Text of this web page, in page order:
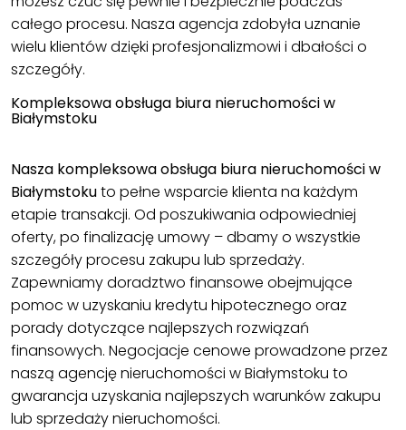
całego procesu. Nasza agencja zdobyła uznanie
wielu klientów dzięki profesjonalizmowi i dbałości o
szczegóły.
Kompleksowa obsługa biura nieruchomości w
Białymstoku
Nasza kompleksowa obsługa biura nieruchomości w
Białymstokuto pełne wsparcie klienta na każdym
etapie transakcji. Od poszukiwania odpowiedniej
oferty, po finalizację umowy – dbamy o wszystkie
szczegóły procesu zakupu lub sprzedaży.
Zapewniamy doradztwo finansowe obejmujące
pomoc w uzyskaniu kredytu hipotecznego oraz
porady dotyczące najlepszych rozwiązań
finansowych. Negocjacje cenowe prowadzone przez
naszą agencję nieruchomości w Białymstoku to
gwarancja uzyskania najlepszych warunków zakupu
lub sprzedaży nieruchomości.